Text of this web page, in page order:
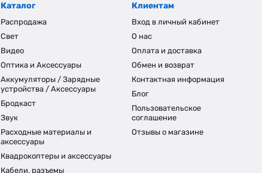
Каталог
Распродажа
Свет
Видео
Оптика и Аксессуары
Аккумуляторы / Зарядные
устройства / Аксессуары
Бродкаст
Звук
Расходные материалы и
аксессуары
Квадрокоптеры и аксессуары
Кабели, разъемы
Клиентам
Вход в личный кабинет
О нас
Оплата и доставка
Обмен и возврат
Контактная информация
Блог
Пользовательское
соглашение
Отзывы о магазине